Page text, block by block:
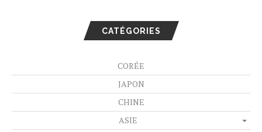
CATÉGORIES
CORÉE
JAPON
CHINE
ASIE